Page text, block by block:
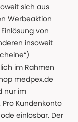
sich aus
Werbeaktion
von
insoweit
im Rahmen
medpex.de
nur im
Kundenkonto
einlösbar. Der